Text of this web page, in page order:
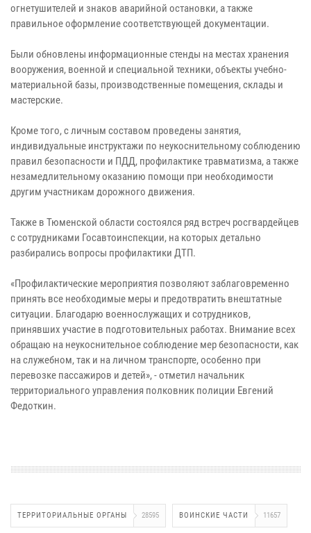
огнетушителей и знаков аварийной остановки, а также
правильное оформление соответствующей документации.
Были обновлены информационные стенды на местах хранения
вооружения, военной и специальной техники, объекты учебно-
материальной базы, производственные помещения, склады и
мастерские.
Кроме того, с личным составом проведены занятия,
индивидуальные инструктажи по неукоснительному соблюдению
правил безопасности и ПДД, профилактике травматизма, а также
незамедлительному оказанию помощи при необходимости
другим участникам дорожного движения.
Также в Тюменской области состоялся ряд встреч росгвардейцев
с сотрудниками Госавтоинспекции, на которых детально
разбирались вопросы профилактики ДТП.
«Профилактические мероприятия позволяют заблаговременно
принять все необходимые меры и предотвратить внештатные
ситуации. Благодарю военнослужащих и сотрудников,
принявших участие в подготовительных работах. Внимание всех
обращаю на неукоснительное соблюдение мер безопасности, как
на служебном, так и на личном транспорте, особенно при
перевозке пассажиров и детей», - отметил начальник
территориального управления полковник полиции Евгений
Федоткин.
ТЕРРИТОРИАЛЬНЫЕ ОРГАНЫ 28595 ВОИНСКИЕ ЧАСТИ 11657